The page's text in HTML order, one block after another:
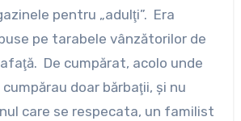
pentru „adulţi”. Era
pe tarabele vânzătorilor de
De cumpărat, acolo unde
doar bărbaţii, şi nu
care se respecata, un familist